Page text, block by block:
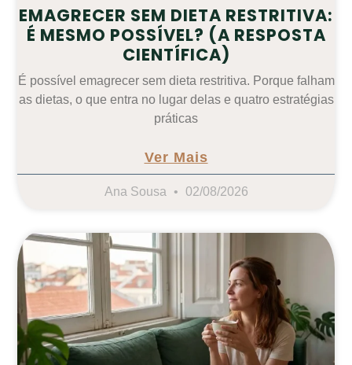
EMAGRECER SEM DIETA RESTRITIVA:
É MESMO POSSÍVEL? (A RESPOSTA
CIENTÍFICA)
É possível emagrecer sem dieta restritiva. Porque falham
as dietas, o que entra no lugar delas e quatro estratégias
práticas
Ver Mais
Ana Sousa 02/08/2026